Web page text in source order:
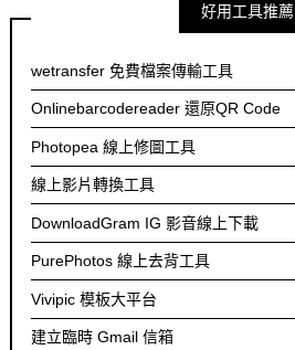
好用工具推薦
wetransfer 免費檔案傳輸工具
Onlinebarcodereader 還原QR Code
Photopea 線上修圖工具
線上影片轉換工具
DownloadGram IG 影音線上下載
PurePhotos 線上去背工具
Vivipic 模板大平台
建立臨時 Gmail 信箱